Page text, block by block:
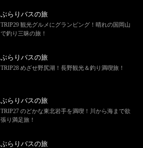
ぶらりバスの旅
TRIP29 観光グルメにグランピング！晴れの国岡山
で釣り三昧の旅！
ぶらりバスの旅
TRIP28 めざせ野尻湖！長野観光＆釣り満喫旅！
ぶらりバスの旅
TRIP27 のどかな東北岩手を満喫！川から海まで欲
張り満足旅！
ぶらりバスの旅